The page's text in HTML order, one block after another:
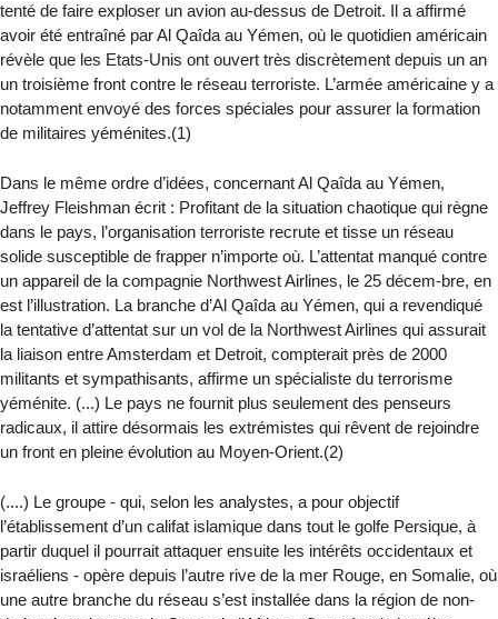
tenté de faire exploser un avion au-dessus de Detroit. Il a affirmé
avoir été entraîné par Al Qaîda au Yémen, où le quotidien américain
révèle que les Etats-Unis ont ouvert très discrètement depuis un an
un troisième front contre le réseau terroriste. L’armée américaine y a
notamment envoyé des forces spéciales pour assurer la formation
de militaires yéménites.(1)
Dans le même ordre d’idées, concernant Al Qaîda au Yémen,
Jeffrey Fleishman écrit : Profitant de la situation chaotique qui règne
dans le pays, l’organisation terroriste recrute et tisse un réseau
solide susceptible de frapper n’importe où. L’attentat manqué contre
un appareil de la compagnie Northwest Airlines, le 25 décem-bre, en
est l’illustration. La branche d’Al Qaîda au Yémen, qui a revendiqué
la tentative d’attentat sur un vol de la Northwest Airlines qui assurait
la liaison entre Amsterdam et Detroit, compterait près de 2000
militants et sympathisants, affirme un spécialiste du terrorisme
yéménite. (...) Le pays ne fournit plus seulement des penseurs
radicaux, il attire désormais les extrémistes qui rêvent de rejoindre
un front en pleine évolution au Moyen-Orient.(2)
(....) Le groupe - qui, selon les analystes, a pour objectif
l’établissement d’un califat islamique dans tout le golfe Persique, à
partir duquel il pourrait attaquer ensuite les intérêts occidentaux et
israéliens - opère depuis l’autre rive de la mer Rouge, en Somalie, où
une autre branche du réseau s’est installée dans la région de non-